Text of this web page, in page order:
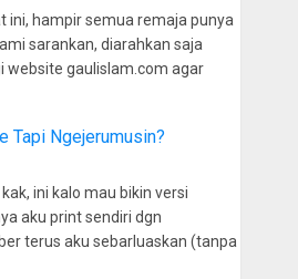
ini, hampir semua remaja punya
sarankan, diarahkan saja
website gaulislam.com agar
Tapi Ngejerumusin?
ini kalo mau bikin versi
aku print sendiri dgn
terus aku sebarluaskan (tanpa